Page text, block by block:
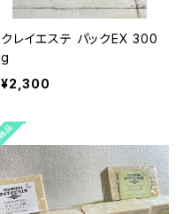
クレイエステ パックEX 300
g
¥2,300